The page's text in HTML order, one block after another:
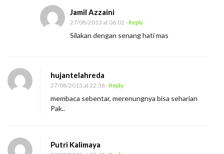
Jamil Azzaini
27/08/2013 at 06:02 - Reply
Silakan dengan senang hati mas
hujantelahreda
27/08/2013 at 22:36- Reply
membaca sebentar, merenungnya bisa seharian
Pak..
Putri Kalimaya